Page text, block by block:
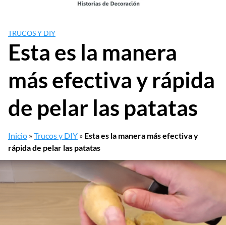
TRUCOS Y DIY
Esta es la manera
más efectiva y rápida
de pelar las patatas
Inicio »Trucos y DIY » Esta es la manera más efectiva y
rápida de pelar las patatas